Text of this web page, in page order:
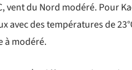
vent du Nord modéré. Pour
avec des températures de
à modéré.